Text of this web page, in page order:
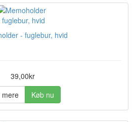
- fuglebur, hvid
39,00kr
mere
Køb nu